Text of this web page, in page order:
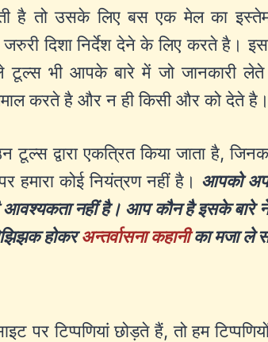
है तो उसके लिए बस एक मेल का
जरुरी दिशा निर्देश देने के लिए करते है।
टूल्स भी आपके बारे में जो जानकारी
करते है और न ही किसी और को देते है।
टूल्स द्वारा एकत्रित किया जाता है,
हमारा कोई नियंत्रण नहीं है। आपको
आवश्यकता नहीं है। आप कौन है इसके बारे
होकरअन्तर्वासना कहानीका मजा ले
पर टिप्पणियां छोड़ते हैं, तो हम